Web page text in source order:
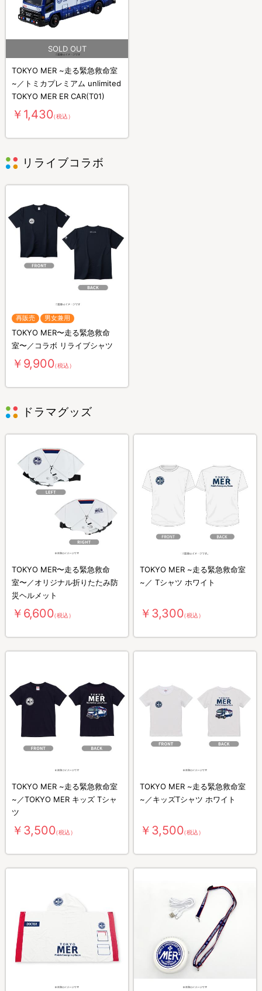
TOKYO MER ~走る緊急救命室
~／トミカプレミアム unlimited
TOKYO MER ER CAR(T01)
￥1,430（税込）
リライブコラボ
再販売 男女兼用
TOKYO MER〜走る緊急救命
室〜／コラボ リライブシャツ
￥9,900（税込）
ドラマグッズ
TOKYO MER〜走る緊急救命
室〜／オリジナル折りたたみ防
災ヘルメット
￥6,600（税込）
TOKYO MER ~走る緊急救命室
~／ Tシャツ ホワイト
￥3,300（税込）
TOKYO MER ~走る緊急救命室
~／TOKYO MER キッズ Tシャ
ツ
￥3,500（税込）
TOKYO MER ~走る緊急救命室
~／キッズTシャツ ホワイト
￥3,500（税込）